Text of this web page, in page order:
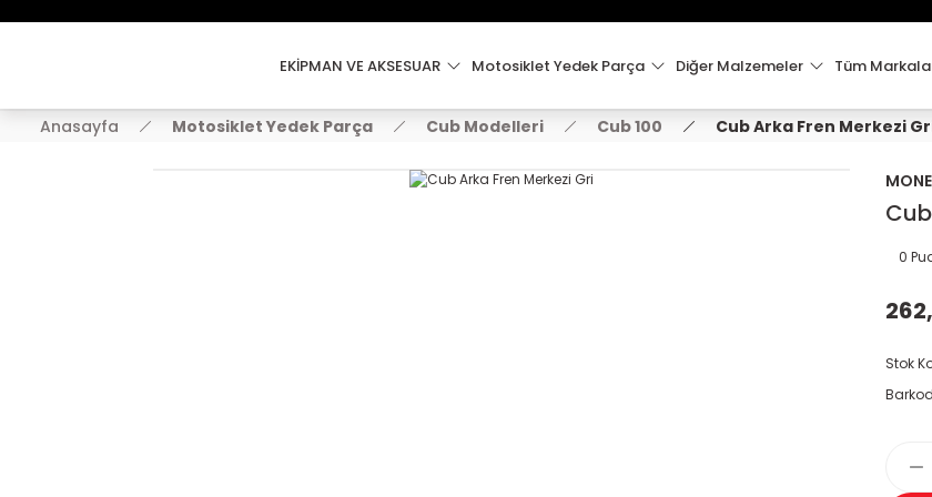
2000 TL VE ÜZERİ KARGO ÜCRETSİZ !
EKİPMAN VE AKSESUAR Motosiklet Yedek Parça Diğer Malzemeler Tüm
Anasayfa Motosiklet Yedek Parça Cub Modelleri Cub 100 Cub Arka Fren Merkezi
0
Stok